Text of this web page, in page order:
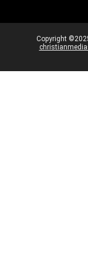
Copyright